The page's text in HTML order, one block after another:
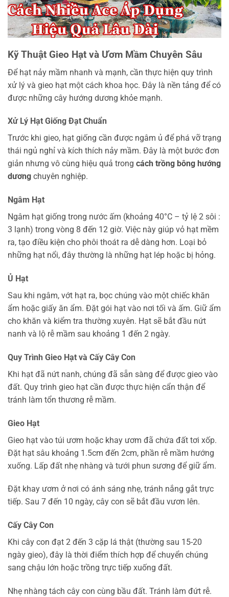
Kỹ Thuật Gieo Hạt và Ươm Mầm Chuyên Sâu
Để hạt nảy mầm nhanh và mạnh, cần thực hiện quy trình
xử lý và gieo hạt một cách khoa học. Đây là nền tảng để có
được những cây hướng dương khỏe mạnh.
Xử Lý Hạt Giống Đạt Chuẩn
Trước khi gieo, hạt giống cần được ngâm ủ để phá vỡ trạng
thái ngủ nghỉ và kích thích nảy mầm. Đây là một bước đơn
giản nhưng vô cùng hiệu quả trong cách trồng bông hướng
dương chuyên nghiệp.
Ngâm Hạt
Ngâm hạt giống trong nước ấm (khoảng 40°C – tỷ lệ 2 sôi :
3 lạnh) trong vòng 8 đến 12 giờ. Việc này giúp vỏ hạt mềm
ra, tạo điều kiện cho phôi thoát ra dễ dàng hơn. Loại bỏ
những hạt nổi, đây thường là những hạt lép hoặc bị hỏng.
Ủ Hạt
Sau khi ngâm, vớt hạt ra, bọc chúng vào một chiếc khăn
ẩm hoặc giấy ăn ẩm. Đặt gói hạt vào nơi tối và ấm. Giữ ẩm
cho khăn và kiểm tra thường xuyên. Hạt sẽ bắt đầu nứt
nanh và lộ rễ mầm sau khoảng 1 đến 2 ngày.
Quy Trình Gieo Hạt và Cấy Cây Con
Khi hạt đã nứt nanh, chúng đã sẵn sàng để được gieo vào
đất. Quy trình gieo hạt cần được thực hiện cẩn thận để
tránh làm tổn thương rễ mầm.
Gieo Hạt
Gieo hạt vào túi ươm hoặc khay ươm đã chứa đất tơi xốp.
Đặt hạt sâu khoảng 1.5cm đến 2cm, phần rễ mầm hướng
xuống. Lấp đất nhẹ nhàng và tưới phun sương để giữ ẩm.
Đặt khay ươm ở nơi có ánh sáng nhẹ, tránh nắng gắt trực
tiếp. Sau 7 đến 10 ngày, cây con sẽ bắt đầu vươn lên.
Cấy Cây Con
Khi cây con đạt 2 đến 3 cặp lá thật (thường sau 15-20
ngày gieo), đây là thời điểm thích hợp để chuyển chúng
sang chậu lớn hoặc trồng trực tiếp xuống đất.
Nhẹ nhàng tách cây con cùng bầu đất. Tránh làm đứt rễ.